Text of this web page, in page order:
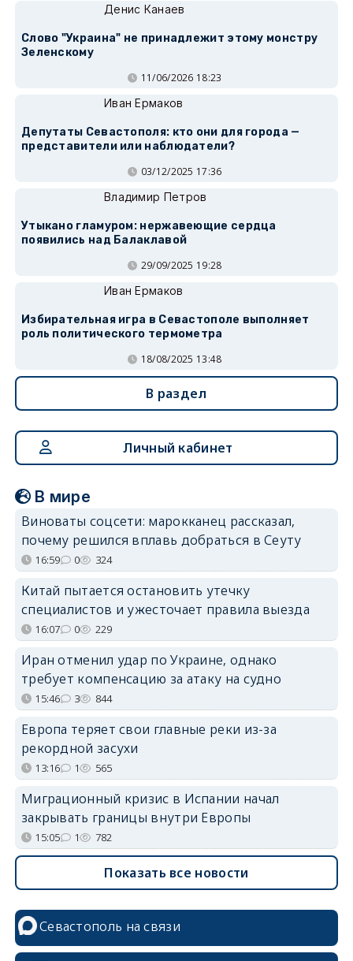
Денис Канаев
Слово "Украина" не принадлежит этому монстру
Зеленскому
11/06/2026 18:23
Иван Ермаков
Депутаты Севастополя: кто они для города —
представители или наблюдатели?
03/12/2025 17:36
Владимир Петров
Утыкано гламуром: нержавеющие сердца
появились над Балаклавой
29/09/2025 19:28
Иван Ермаков
Избирательная игра в Севастополе выполняет
роль политического термометра
18/08/2025 13:48
В раздел
Личный кабинет
В мире
Виноваты соцсети: марокканец рассказал,
почему решился вплавь добраться в Сеуту
16:59 0 324
Китай пытается остановить утечку
специалистов и ужесточает правила выезда
16:07 0 229
Иран отменил удар по Украине, однако
требует компенсацию за атаку на судно
15:46 3 844
Европа теряет свои главные реки из-за
рекордной засухи
13:16 1 565
Миграционный кризис в Испании начал
закрывать границы внутри Европы
15:05 1 782
Показать все новости
Севастополь на связи